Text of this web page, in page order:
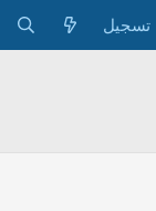
تسجيل